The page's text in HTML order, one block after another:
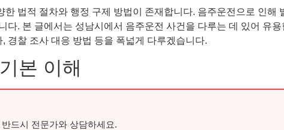
법적 절차와 행정 구제 방법이 존재합니다. 음주운전으로 인
다. 본 글에서는 성남시에서 음주운전 사건을 다루는 데 있어 유
경찰 조사 대응 방법 등을 폭넓게 다루겠습니다.
본 이해
드시 전문가와 상담하세요.